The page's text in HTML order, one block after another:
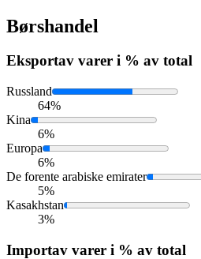
Børshandel
Eksportav varer i % av total
Russland
64%
Kina
6%
Europa
6%
De forente arabiske emirater
5%
Kasakhstan
3%
Importav varer i % av total